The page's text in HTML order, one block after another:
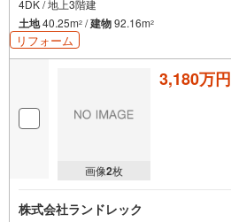
4DK / 地上3階建
土地40.25m2 /建物92.16m2
リフォーム
画像2枚
3,180万円
株式会社ランドレック